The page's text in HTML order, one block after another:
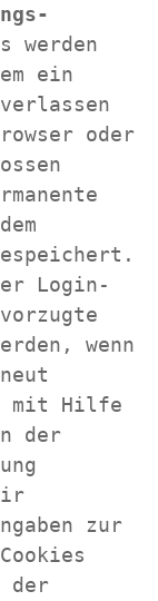
werden
ein
oder
Login-
wenn
mit Hilfe
der
zur
der